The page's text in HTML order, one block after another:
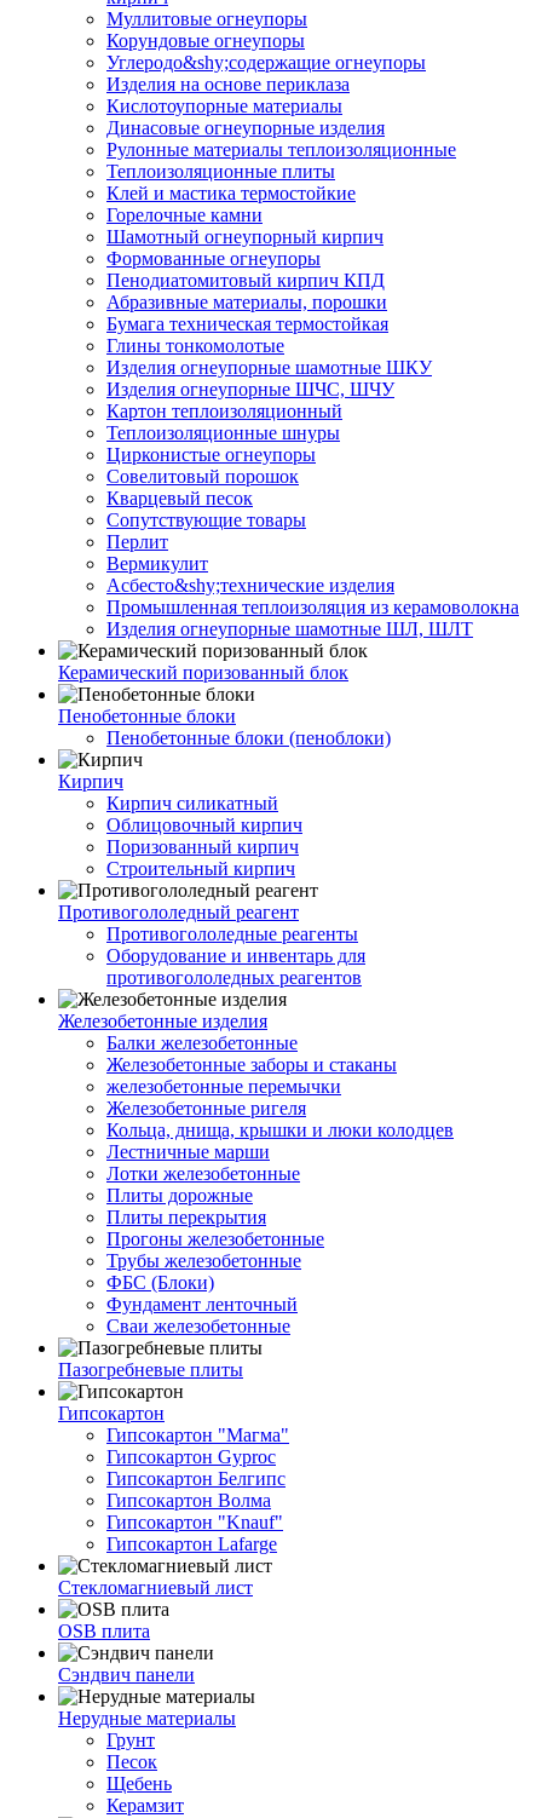
Муллитовые огнеупоры
Корундовые огнеупоры
Углеродо&shy;содержащие огнеупоры
Изделия на основе периклаза
Кислотоупорные материалы
Динасовые огнеупорные изделия
Рулонные материалы теплоизоляционные
Тепло­изоляционные плиты
Клей и мастика термостойкие
Горелочные камни
Шамотный огнеупорный кирпич
Формованные огнеупоры
Пенодиатомитовый кирпич КПД
Абразивные материалы, порошки
Бумага техническая термостойкая
Глины тонкомолотые
Изделия огнеупорные шамотные ШКУ
Изделия огнеупорные ШЧС, ШЧУ
Картон теплоизоляционный
Теплоизоляционные шнуры
Цирконистые огнеупоры
Совелитовый порошок
Кварцевый песок
Сопутствующие товары
Перлит
Вермикулит
Асбесто&shy;технические изделия
Промышленная теплоизоляция из керамоволокна
Изделия огнеупорные шамотные ШЛ, ШЛТ
Керамический поризованный блок
Пенобетонные блоки
Пенобетонные блоки (пеноблоки)
Кирпич
Кирпич силикатный
Облицовочный кирпич
Поризованный кирпич
Строительный кирпич
Противогололедный реагент
Противогололедные реагенты
Оборудование и инвентарь для
противогололедных реагентов
Железобетонные изделия
Балки железобетонные
Железобетонные заборы и стаканы
железобетонные перемычки
Железобетонные ригеля
Кольца, днища, крышки и люки колодцев
Лестничные марши
Лотки железобетонные
Плиты дорожные
Плиты перекрытия
Прогоны железобетонные
Трубы железобетонные
ФБС (Блоки)
Фундамент ленточный
Сваи железобетонные
Пазогребневые плиты
Гипсокартон
Гипсокартон "Магма"
Гипсокартон Gyproc
Гипсокартон Белгипс
Гипсокартон Волма
Гипсокартон "Knauf"
Гипсокартон Lafarge
Стекломагниевый лист
OSB плита
Сэндвич панели
Нерудные материалы
Грунт
Песок
Щебень
Керамзит